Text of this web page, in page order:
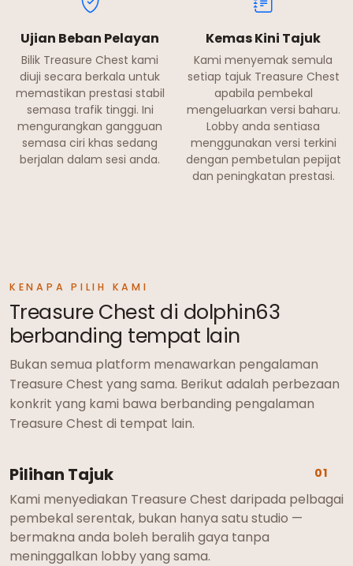
Ujian Beban Pelayan
Bilik Treasure Chest kami
diuji secara berkala untuk
memastikan prestasi stabil
semasa trafik tinggi. Ini
mengurangkan gangguan
semasa ciri khas sedang
berjalan dalam sesi anda.
Kemas Kini Tajuk
Kami menyemak semula
setiap tajuk Treasure Chest
apabila pembekal
mengeluarkan versi baharu.
Lobby anda sentiasa
menggunakan versi terkini
dengan pembetulan pepijat
dan peningkatan prestasi.
KENAPA PILIH KAMI
Treasure Chest di dolphin63
berbanding tempat lain
Bukan semua platform menawarkan pengalaman
Treasure Chest yang sama. Berikut adalah perbezaan
konkrit yang kami bawa berbanding pengalaman
Treasure Chest di tempat lain.
01
Pilihan Tajuk
Kami menyediakan Treasure Chest daripada pelbagai
pembekal serentak, bukan hanya satu studio —
bermakna anda boleh beralih gaya tanpa
meninggalkan lobby yang sama.